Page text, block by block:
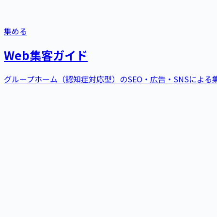
集める
Web集客ガイド
グループホーム（認知症対応型） のSEO・広告・SNSによる